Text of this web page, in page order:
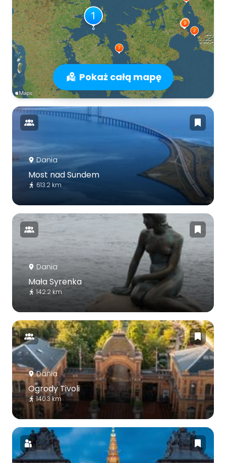
Pokaż całą mapę
Dania
Most nad Sundem
613.2 km
Dania
Mała Syrenka
142.2 km
Dania
Ogrody Tivoli
140.3 km